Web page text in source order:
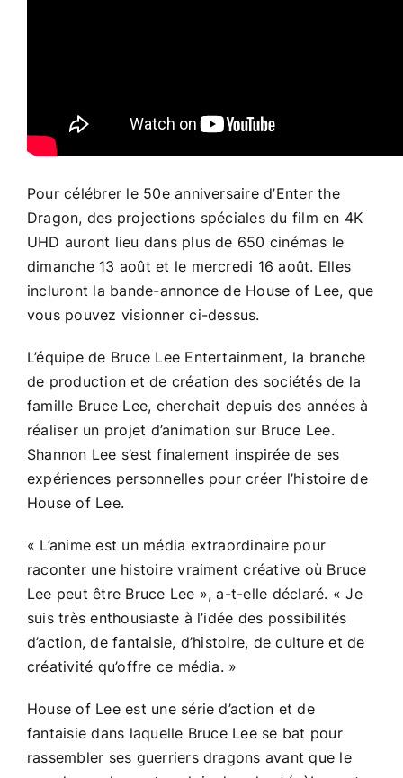
Pour célébrer le 50e anniversaire d’Enter the
Dragon, des projections spéciales du film en 4K
UHD auront lieu dans plus de 650 cinémas le
dimanche 13 août et le mercredi 16 août. Elles
incluront la bande-annonce de House of Lee, que
vous pouvez visionner ci-dessus.
L’équipe de Bruce Lee Entertainment, la branche
de production et de création des sociétés de la
famille Bruce Lee, cherchait depuis des années à
réaliser un projet d’animation sur Bruce Lee.
Shannon Lee s’est finalement inspirée de ses
expériences personnelles pour créer l’histoire de
House of Lee.
« L’anime est un média extraordinaire pour
raconter une histoire vraiment créative où Bruce
Lee peut être Bruce Lee », a-t-elle déclaré. « Je
suis très enthousiaste à l’idée des possibilités
d’action, de fantaisie, d’histoire, de culture et de
créativité qu’offre ce média. »
House of Lee est une série d’action et de
fantaisie dans laquelle Bruce Lee se bat pour
rassembler ses guerriers dragons avant que le